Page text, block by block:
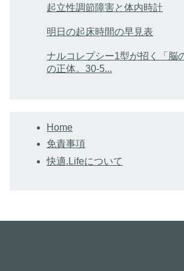
起立性調節障害と体内時計
明日の起床時間の早見表
ナルコレプシー1型が招く「脳
の正体。30-5...
Home
免責事項
快適.Lifeについて